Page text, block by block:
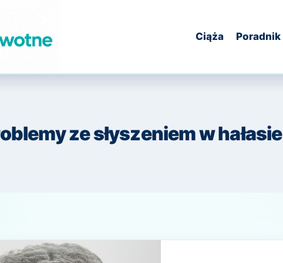
Ciąża Poradnik
ze słyszeniem w hałasie